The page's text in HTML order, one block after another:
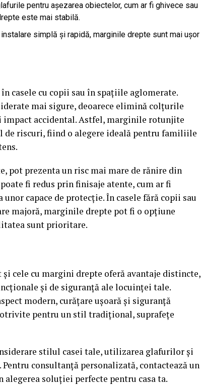
pentru așezarea obiectelor, cum ar fi ghivece sau
este mai stabilă.
simplă și rapidă, marginile drepte sunt mai ușor
casele cu copii sau în spațiile aglomerate.
mai sigure, deoarece elimină colțurile
impact accidental. Astfel, marginile rotunjite
de riscuri, fiind o alegere ideală pentru familiile
pot prezenta un risc mai mare de rănire din
fi redus prin finisaje atente, cum ar fi
capace de protecție. În casele fără copii sau
majoră, marginile drepte pot fi o opțiune
sunt prioritare.
cele cu margini drepte oferă avantaje distincte,
și de siguranță ale locuinței tale.
modern, curățare ușoară și siguranță
pentru un stil tradițional, suprafețe
stilul casei tale, utilizarea glafurilor și
consultanță personalizată, contactează un
soluției perfecte pentru casa ta.